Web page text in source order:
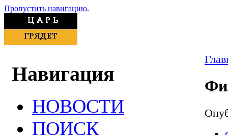
Пропустить навигацию.
Навигация
НОВОСТИ
ПОИСК